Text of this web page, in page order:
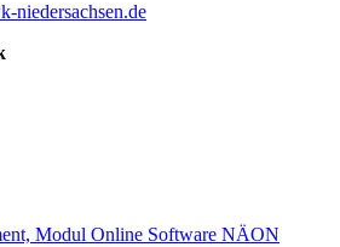
niedersachsen.de
Modul Online Software NÄON